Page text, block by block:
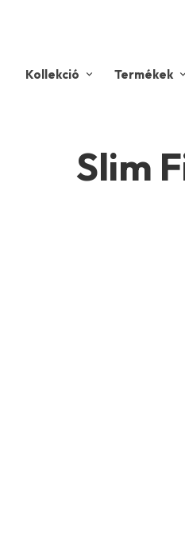
Kollekció Termékek
Slim